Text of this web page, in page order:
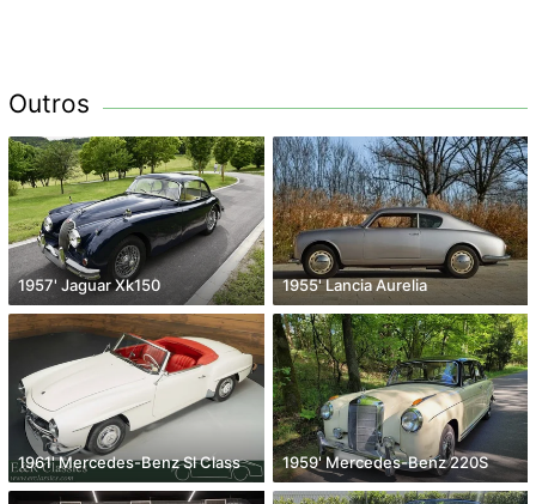
Outros
1957' Jaguar Xk150 1955' Lancia Aurelia
1961' Mercedes-Benz Sl Class 1959' Mercedes-Benz 220S